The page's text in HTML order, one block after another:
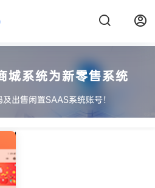
系统为新零售系统
出售闲置SAAS系统账号！